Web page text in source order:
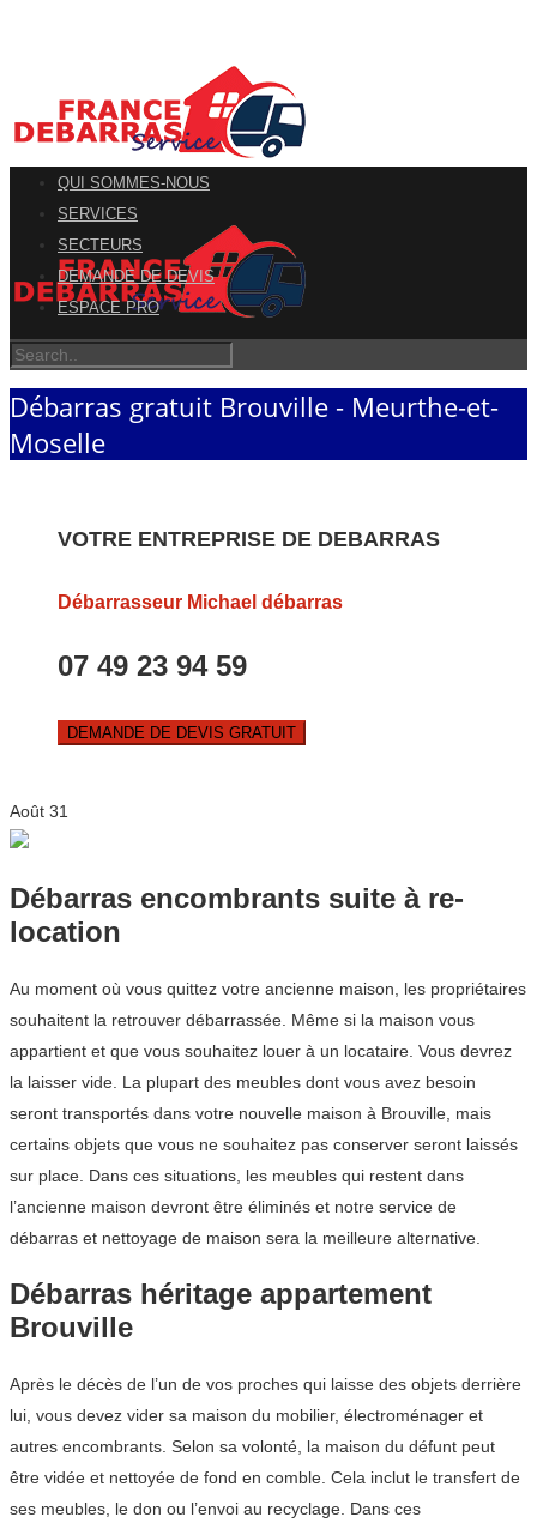
QUI SOMMES-NOUS
SERVICES
SECTEURS
DEMANDE DE DEVIS
ESPACE PRO
Débarras gratuit Brouville - Meurthe-et-
Moselle
VOTRE ENTREPRISE DE DEBARRAS
Débarrasseur Michael débarras
07 49 23 94 59
DEMANDE DE DEVIS GRATUIT
Août 31
Débarras encombrants suite à re-
location
Au moment où vous quittez votre ancienne maison, les propriétaires
souhaitent la retrouver débarrassée. Même si la maison vous
appartient et que vous souhaitez louer à un locataire. Vous devrez
la laisser vide. La plupart des meubles dont vous avez besoin
seront transportés dans votre nouvelle maison à Brouville, mais
certains objets que vous ne souhaitez pas conserver seront laissés
sur place. Dans ces situations, les meubles qui restent dans
l’ancienne maison devront être éliminés et notre service de
débarras et nettoyage de maison sera la meilleure alternative.
Débarras héritage appartement
Brouville
Après le décès de l’un de vos proches qui laisse des objets derrière
lui, vous devez vider sa maison du mobilier, électroménager et
autres encombrants. Selon sa volonté, la maison du défunt peut
être vidée et nettoyée de fond en comble. Cela inclut le transfert de
ses meubles, le don ou l’envoi au recyclage. Dans ces